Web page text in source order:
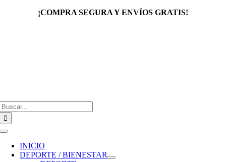
¡COMPRA SEGURA Y ENVÍOS GRATIS!
Toggle
Navigation
INICIO
DEPORTE / BIENESTAR